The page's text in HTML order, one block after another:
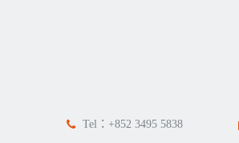
Tel： +852 3495 5838